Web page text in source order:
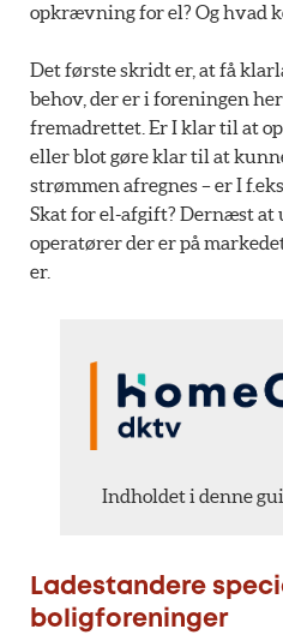
opkrævning for el? Og hvad
Det første skridt er, at få
behov, der er i foreningen her
fremadrettet. Er I klar til at
eller blot gøre klar til at
strømmen afregnes – er I
Skat for el-afgift? Dernæst at
operatører der er på
er.
Indholdet i denne
Ladestandere
boligforeninger